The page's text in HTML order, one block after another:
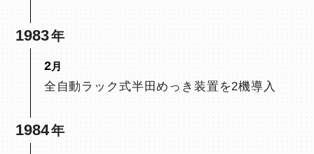
1983
2
全自動ラック式半田めっき装置を2機導入
1984